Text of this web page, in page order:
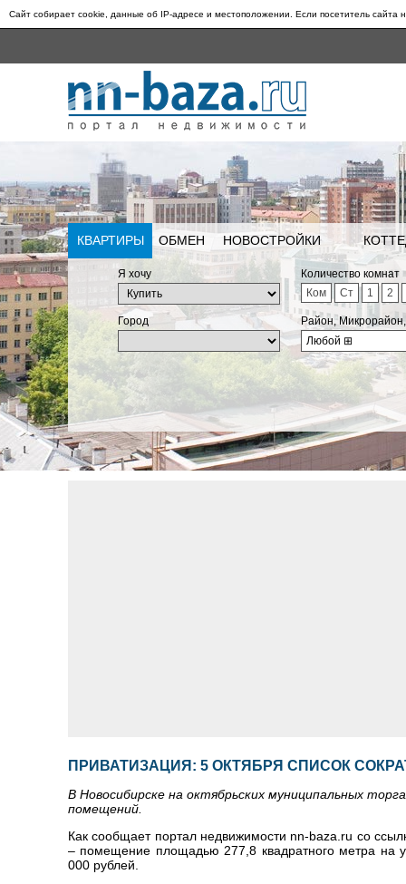
Сайт собирает cookie, данные об IP-адресе и местоположении. Если посетитель сайта
КВАРТИРЫ ОБМЕН НОВОСТРОЙКИ
Я хочу
Количество комнат
Ком
Ст 1 2
Город
Район,
Любой ⊞
ПРИВАТИЗАЦИЯ: 5 ОКТЯБРЯ СПИСОК
В Новосибирске на октябрьских муниципальных
помещений.
Как сообщает портал недвижимости nn-baza.ru со
– помещение площадью 277,8 квадратного метра на
000 рублей.